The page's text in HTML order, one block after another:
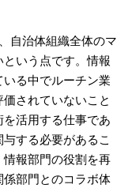
自治体組織全体のマ
いう点です。情報
る中でルーチン業
されていないこと
活用する仕事であ
する必要があるこ
報部門の役割を再
部門とのコラボ体